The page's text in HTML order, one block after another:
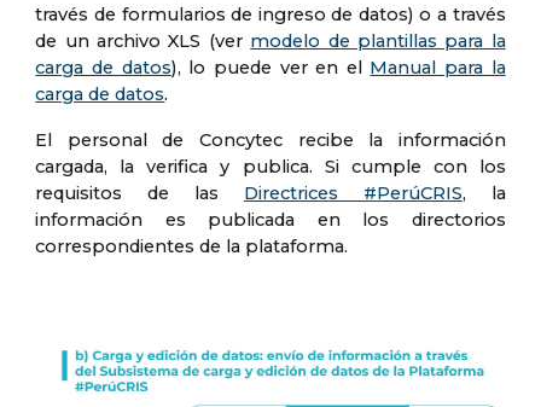
través de formularios de ingreso de datos) o a través
de un archivo XLS (ver modelo de plantillas para la
carga de datos), lo puede ver en el Manual para la
carga de datos.
El personal de Concytec recibe la información
cargada, la verifica y publica. Si cumple con los
requisitos de las Directrices #PerúCRIS, la
información es publicada en los directorios
correspondientes de la plataforma.